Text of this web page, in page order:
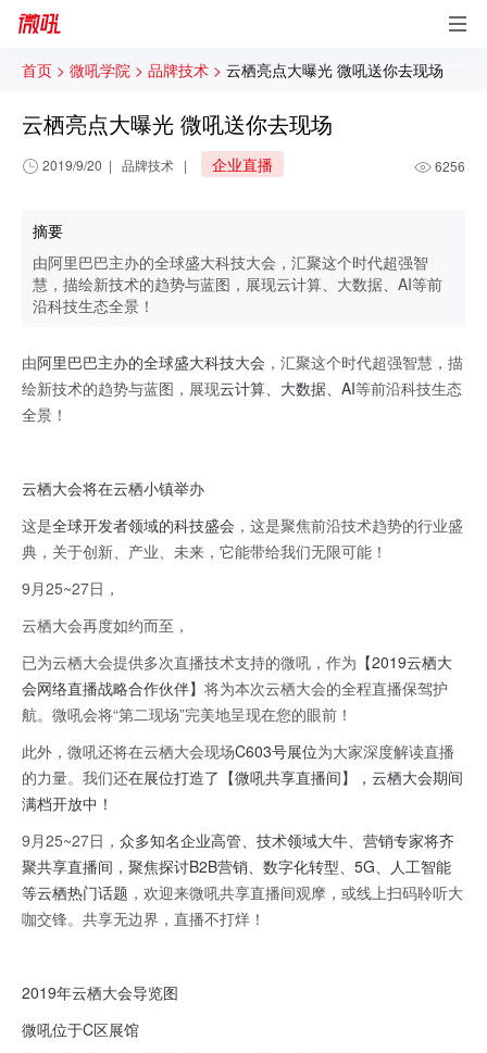
首页 > 微吼学院 > 品牌技术 > 云栖亮点大曝光 微吼送你去现场
云栖亮点大曝光 微吼送你去现场
2019/9/20 | 品牌技术 | 企业直播 6256
摘要
由阿里巴巴主办的全球盛大科技大会，汇聚这个时代超强智
慧，描绘新技术的趋势与蓝图，展现云计算、大数据、AI等前
沿科技生态全景！
由阿里巴巴主办的全球盛大科技大会 ，汇聚这个时代超强智慧，描
绘新技术的趋势与蓝图，展现云计算、大数据、AI等前沿科技生态
全景！
云栖大会将在云栖小镇举办
这是全球开发者领域的科技盛会 ，这是聚焦前沿技术趋势的行业盛
典，关于创新、产业、未来，它能带给我们无限可能！
9月25~27日，
云栖大会再度如约而至，
已为云栖大会提供多次直播技术支持的微吼，作为 【2019云栖大
会网络直播战略合作伙伴】 将为本次云栖大会的全程直播保驾护
航。微吼会将“第二现场”完美地呈现在您的眼前！
此外，微吼还将在云栖大会现场C603号展位为大家深度解读直播
的力量。我们还在展位打造了【微吼共享直播间】，云栖大会期间
满档开放中！
9月25~27日， 众多知名企业高管、技术领域大牛、营销专家将齐
聚共享直播间，聚焦探讨B2B营销、数字化转型、5G、人工智能
等云栖热门话题 ，欢迎来微吼共享直播间观摩，或线上扫码聆听大
咖交锋。共享无边界，直播不打烊！
2019年云栖大会导览图
微吼位于C区展馆